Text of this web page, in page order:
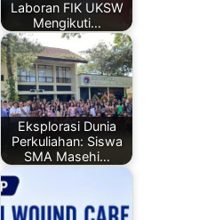
Laboran FIK UKSW
Mengikuti…
Eksplorasi Dunia
Perkuliahan: Siswa
SMA Masehi…